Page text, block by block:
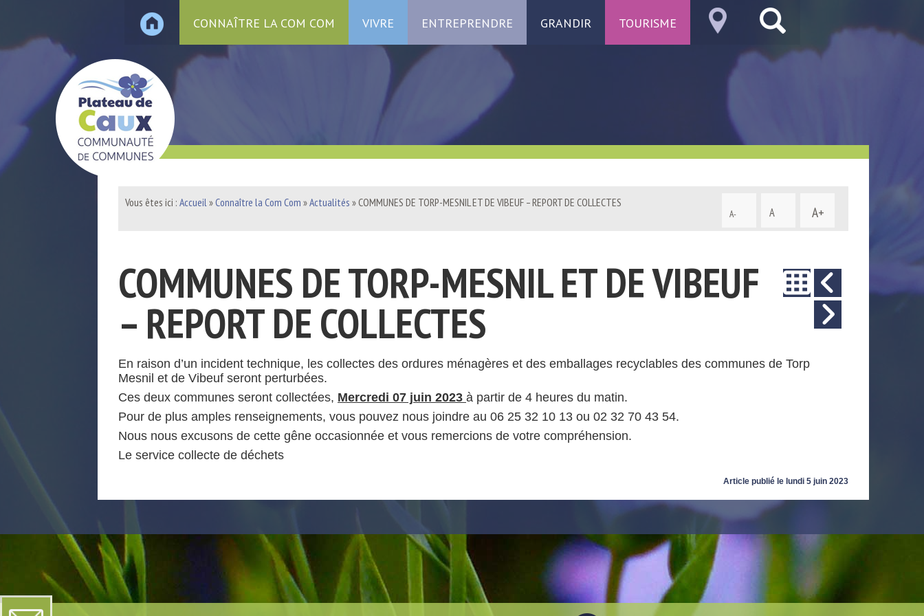
CONNAÎTRE LA COM COM VIVRE ENTREPRENDRE GRANDIR TOURISME
Vous êtes ici : Accueil»Connaître la Com Com »Actualités » COMMUNES DE TORP-MESNIL ET DE VIBEUF – REPORT DE COLLECTES
A+
A
A-
COMMUNES DE TORP-MESNIL ET DE VIBEUF
– REPORT DE COLLECTES
En raison d’un incident technique, les collectes des ordures ménagères et des emballages recyclables des communes de Torp
Mesnil et de Vibeuf seront perturbées.
Ces deux communes seront collectées, Mercredi 07 juin 2023 à partir de 4 heures du matin.
Pour de plus amples renseignements, vous pouvez nous joindre au 06 25 32 10 13 ou 02 32 70 43 54.
Nous nous excusons de cette gêne occasionnée et vous remercions de votre compréhension.
Le service collecte de déchets
Article publié le lundi 5 juin 2023